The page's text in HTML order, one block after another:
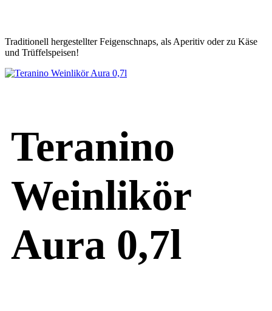
Traditionell hergestellter Feigenschnaps, als Aperitiv oder zu Käse
und Trüffelspeisen!
Teranino
Weinlikör
Aura 0,7l